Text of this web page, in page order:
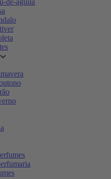
de-águila